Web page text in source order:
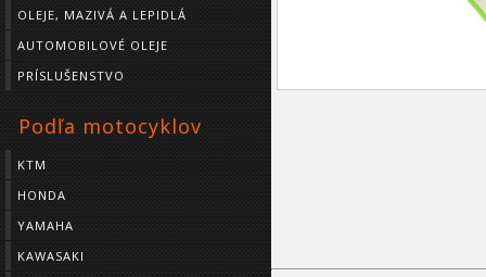
OLEJE, MAZIVÁ A LEPIDLÁ
AUTOMOBILOVÉ OLEJE
PRÍSLUŠENSTVO
Podľa motocyklov
KTM
HONDA
YAMAHA
KAWASAKI